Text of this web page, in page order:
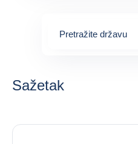
Pretražite državu
Sažetak